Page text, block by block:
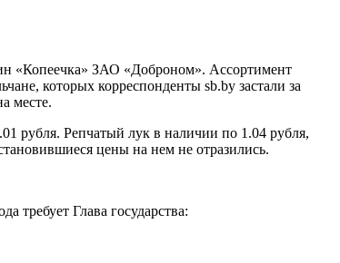
«Копеечка» ЗАО «Доброном». Ассортимент
которых корреспонденты sb.by застали за
месте.
рубля. Репчатый лук в наличии по 1.04 рубля,
цены на нем не отразились.
требует Глава государства: